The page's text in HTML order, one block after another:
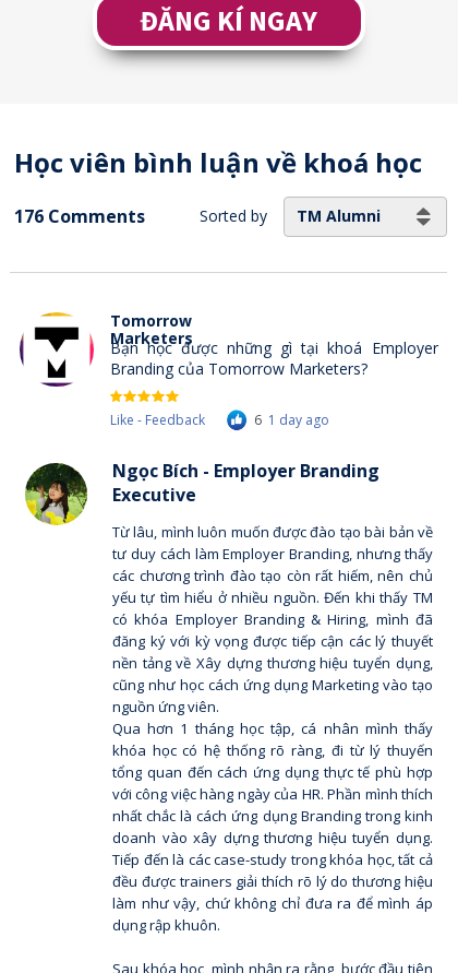
ĐĂNG KÍ NGAY
176 Comments Sorted by
Bạn học được những gì tại khoá Employer
Branding của Tomorrow Marketers?
Tomorrow
Marketers
Like - Feedback 6 1 day ago
Từ lâu, mình luôn muốn được đào tạo bài bản về
tư duy cách làm Employer Branding, nhưng thấy
các chương trình đào tạo còn rất hiếm, nên chủ
yếu tự tìm hiểu ở nhiều nguồn. Đến khi thấy TM
có khóa Employer Branding & Hiring, mình đã
đăng ký với kỳ vọng được tiếp cận các lý thuyết
nền tảng về Xây dựng thương hiệu tuyển dụng,
cũng như học cách ứng dụng Marketing vào tạo
nguồn ứng viên.
Qua hơn 1 tháng học tập, cá nhân mình thấy
khóa học có hệ thống rõ ràng, đi từ lý thuyến
tổng quan đến cách ứng dụng thực tế phù hợp
với công việc hàng ngày của HR. Phần mình thích
nhất chắc là cách ứng dụng Branding trong kinh
doanh vào xây dựng thương hiệu tuyển dụng.
Tiếp đến là các case-study trong khóa học, tất cả
đều được trainers giải thích rõ lý do thương hiệu
làm như vậy, chứ không chỉ đưa ra để mình áp
dụng rập khuôn.
Sau khóa học, mình nhận ra rằng, bước đầu tiên
Ngọc Bích - Employer Branding
Executive
Học viên bình luận về khoá học
TM Alumni